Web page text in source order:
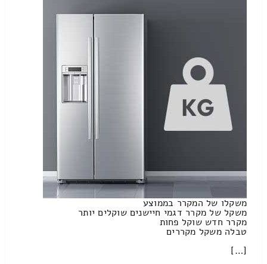
משקלו של המקרר בממוצע
משקל של מקרר דגמי חיישנים שוקלים יותר
מקרר חדש שוקל פחות
טבלה משקל מקררים
[…]